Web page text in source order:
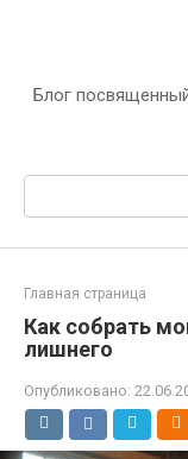
Блог
Поиск:
Главная страница
Как собрать
лишнего
Опубликовано: